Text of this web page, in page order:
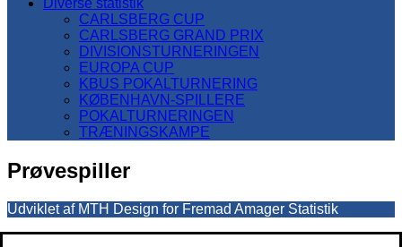
CARLSBERG CUP
CARLSBERG GRAND PRIX
DIVISIONSTURNERINGEN
EUROPA CUP
KBUS POKALTURNERING
KØBENHAVN-SPILLERE
POKALTURNERINGEN
TRÆNINGSKAMPE
Prøvespiller
Udviklet af MTH Design for Fremad Amager Statistik